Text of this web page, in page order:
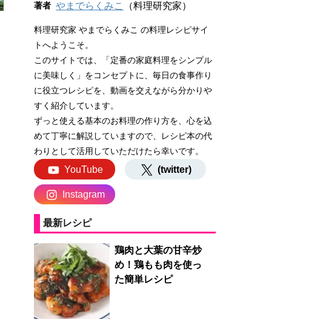
著者 やまでらくみこ （料理研究家）
料理研究家 やまでらくみこ の料理レシピサイ
トへようこそ。
このサイトでは、「定番の家庭料理をシンプル
に美味しく」をコンセプトに、毎日の食事作り
に役立つレシピを、動画を交えながら分かりや
すく紹介しています。
ずっと使える基本のお料理の作り方を、心を込
めて丁寧に解説していますので、レシピ本の代
わりとして活用していただけたら幸いです。
YouTube (twitter)
Instagram
最新レシピ
鶏肉と大葉の甘辛炒
め！鶏もも肉を使っ
た簡単レシピ